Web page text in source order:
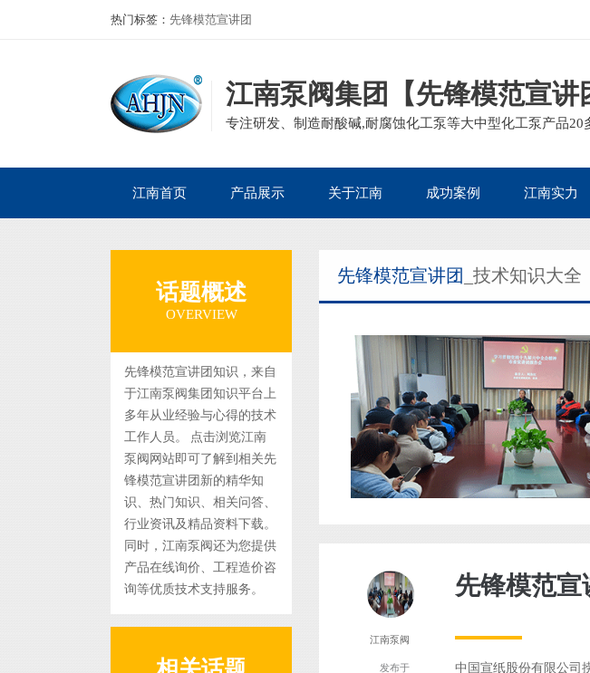
热门标签： 先锋模范宣讲团
江南泵阀集团【先锋模范宣讲
专注研发、制造耐酸碱,耐腐蚀化工泵等大中型化工泵产品20
江南首页
集团案例
产品展示
自吸泵
管道泵
液下泵
关于江南
董事长寄语
发展历程
组织架构
成功案例
核电热电案例
生物医药案例
造纸印染案例
矿业冶金案例
电镀废水案例
江南实力
客户见证
企业面貌
主营泵阀
话题概述
OVERVIEW
先锋模范宣讲团知识，来自
于江南泵阀集团知识平台上
多年从业经验与心得的技术
工作人员。 点击浏览江南
泵阀网站即可了解到相关先
锋模范宣讲团新的精华知
识、热门知识、相关问答、
行业资讯及精品资料下载。
同时，江南泵阀还为您提供
产品在线询价、工程造价咨
询等优质技术支持服务。
先锋模范宣讲团 _技术知识大全
江南泵阀
发布于
先锋模范
中国宣纸股份有限公司